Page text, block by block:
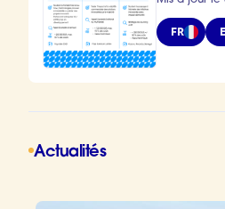
FR
Actualités